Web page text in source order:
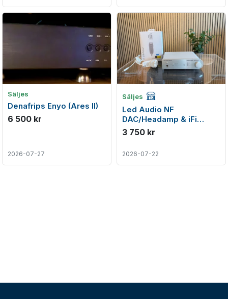
Säljes
Denafrips Enyo (Ares II)
6 500 kr
2026-07-27
Säljes Företagsannons
Led Audio NF
DAC/Headamp & iFi
iPowerX - Begagnad DAC
3 750 kr
2026-07-22